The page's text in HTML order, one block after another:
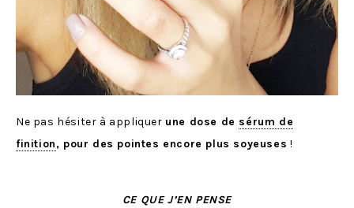
Ne pas hésiter à appliquer une dose de sérum de
finition, pour des pointes encore plus soyeuses !
CE QUE J’EN PENSE